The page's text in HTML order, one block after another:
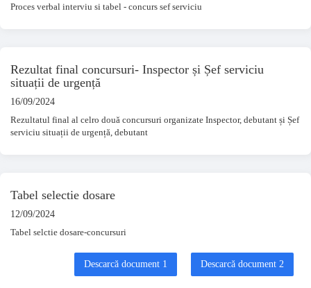
Proces verbal interviu si tabel - concurs sef serviciu
Rezultat final concursuri- Inspector și Șef serviciu
situații de urgență
16/09/2024
Rezultatul final al celro două concursuri organizate Inspector, debutant și Șef
serviciu situații de urgență, debutant
Tabel selectie dosare
12/09/2024
Tabel selctie dosare-concursuri
Descarcă document 1 Descarcă document 2